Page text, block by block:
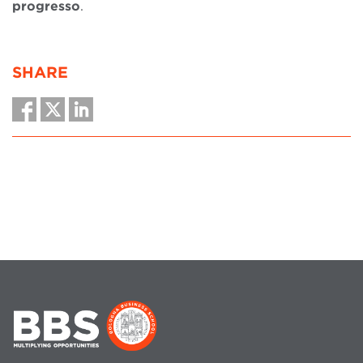
progresso.
SHARE